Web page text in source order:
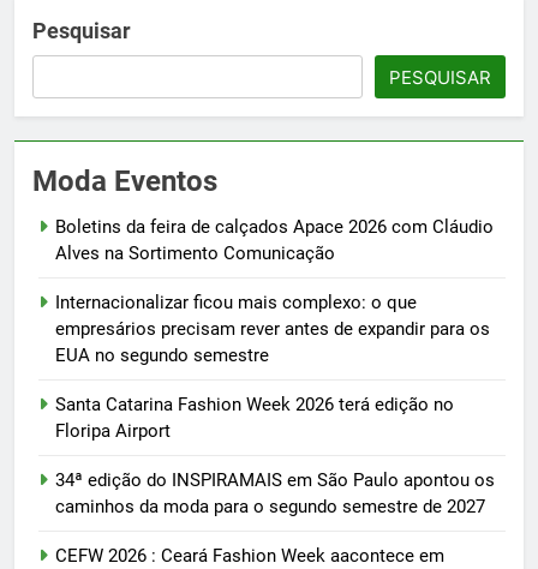
Pesquisar
PESQUISAR
Moda Eventos
Boletins da feira de calçados Apace 2026 com Cláudio
Alves na Sortimento Comunicação
Internacionalizar ficou mais complexo: o que
empresários precisam rever antes de expandir para os
EUA no segundo semestre
Santa Catarina Fashion Week 2026 terá edição no
Floripa Airport
34ª edição do INSPIRAMAIS em São Paulo apontou os
caminhos da moda para o segundo semestre de 2027
CEFW 2026 : Ceará Fashion Week aacontece em